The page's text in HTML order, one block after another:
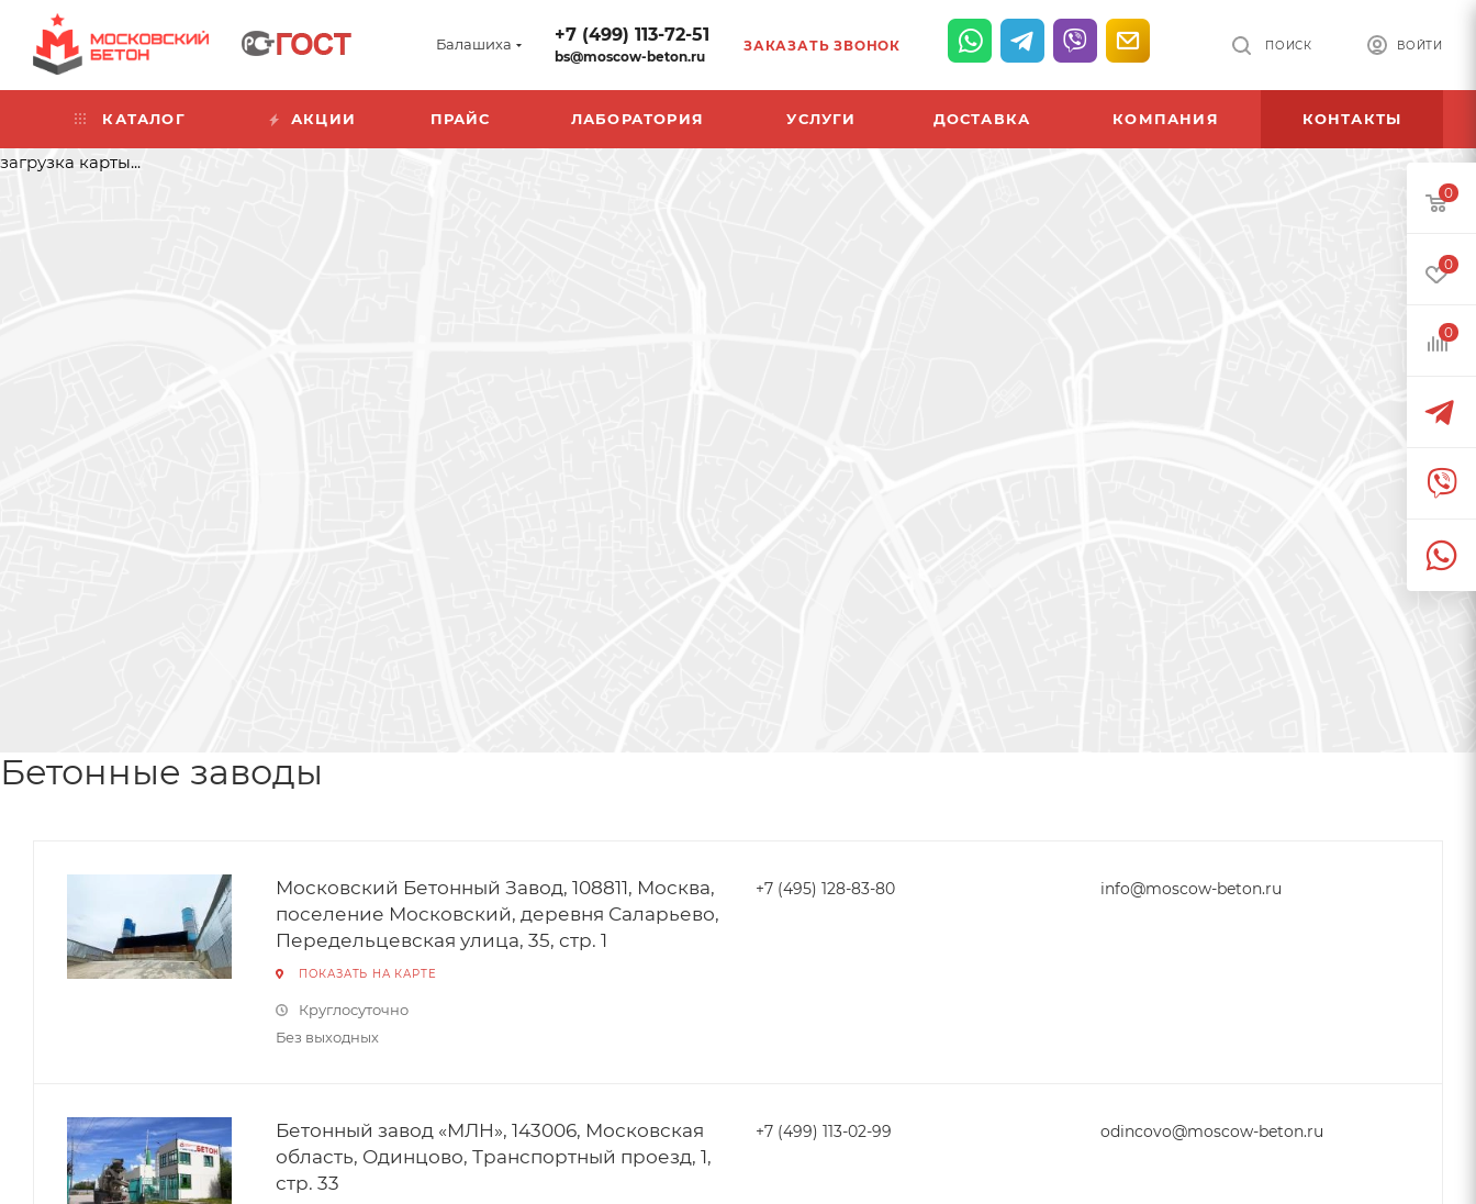
Балашиха +7 (499) 113-72-51
bs@moscow-beton.ru
ЗАКАЗАТЬ ЗВОНОК ВОЙТИ
ПОИСК
КАТАЛОГ АКЦИИ ПРАЙС ЛАБОРАТОРИЯ УСЛУГИ ДОСТАВКА КОМПАНИЯ КОНТАКТЫ
загрузка карты...
Бетонные заводы
Московский Бетонный Завод, 108811, Москва,
поселение Московский, деревня Саларьево,
Передельцевская улица, 35, стр. 1
ПОКАЗАТЬ НА КАРТЕ
Круглосуточно
Без выходных
+7 (495) 128-83-80 info@moscow-beton.ru
Бетонный завод «МЛН», 143006, Московская
область, Одинцово, Транспортный проезд, 1,
стр. 33
+7 (499) 113-02-99 odincovo@moscow-beton.ru
0
0
0